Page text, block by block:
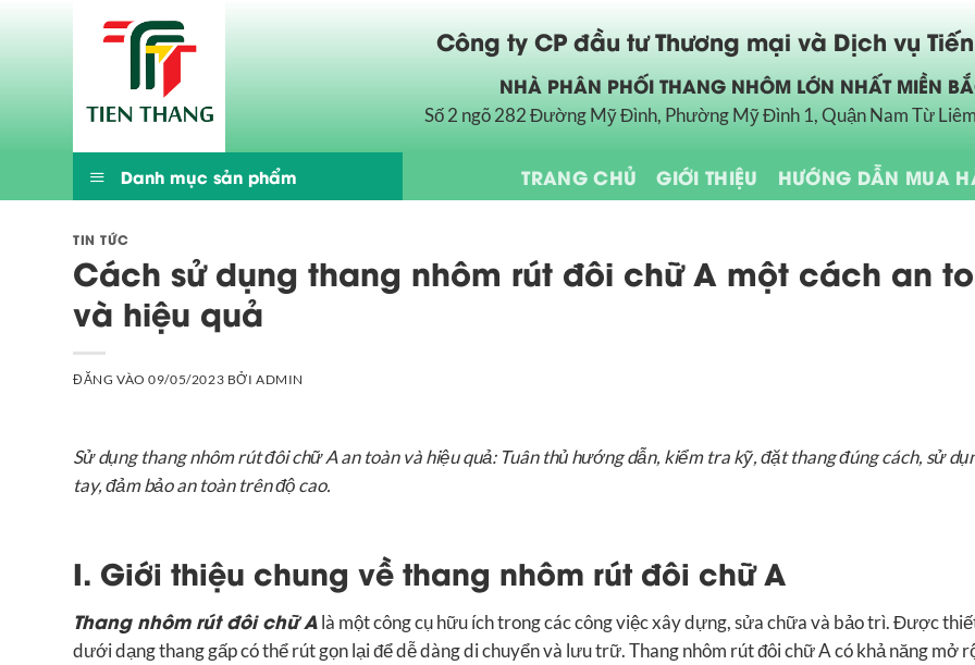
Công ty CP đầu tư Thương mại và Dịch vụ
NHÀ PHÂN PHỐI THANG NHÔM LỚN NHẤT MIỀN
Số 2 ngõ 282 Đường Mỹ Đình, Phường Mỹ Đình 1, Quận Nam Từ
Danh mục sản phẩm TRANG CHỦ GIỚI THIỆU HƯỚNG DẪN MUA
TIN TỨC
Cách sử dụng thang nhôm rút đôi chữ A một cách an
và hiệu quả
ĐĂNG VÀO09/05/2023 BỞIADMIN
Sử dụng thang nhôm rút đôi chữ A an toàn và hiệu quả: Tuân thủ hướng dẫn, kiểm tra kỹ, đặt thang đúng cách, sử
tay, đảm bảo an toàn trên độ cao.
I. Giới thiệu chung về thang nhôm rút đôi chữ A
Thang nhôm rút đôi chữ Alà một công cụ hữu ích trong các công việc xây dựng, sửa chữa và bảo trì. Được
dưới dạng thang gấp có thể rút gọn lại để dễ dàng di chuyển và lưu trữ. Thang nhôm rút đôi chữ A có khả năng mở